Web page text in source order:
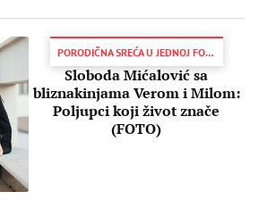
PORODIČNA SREĆA U JEDNOJ FOTOGRAFIJI
Sloboda Mićalović sa
bliznakinjama Verom i Milom:
Poljupci koji život znače
(FOTO)